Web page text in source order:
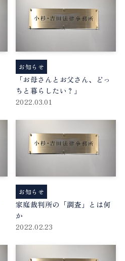
「お母さんとお父さん、どっ
ちと暮らしたい？」
2022.03.01
お知らせ
家庭裁判所の「調査」とは何
か
2022.02.23
お知らせ